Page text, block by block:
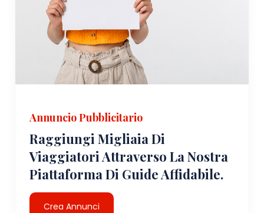
Annuncio Pubblicitario
Raggiungi Migliaia Di
Viaggiatori Attraverso La Nostra
Piattaforma Di Guide Affidabile.
Crea Annunci